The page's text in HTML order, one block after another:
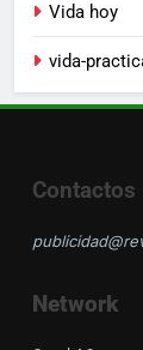
Vida hoy
vida-
Contactos
Network